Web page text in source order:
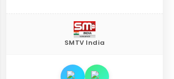
SMTV India